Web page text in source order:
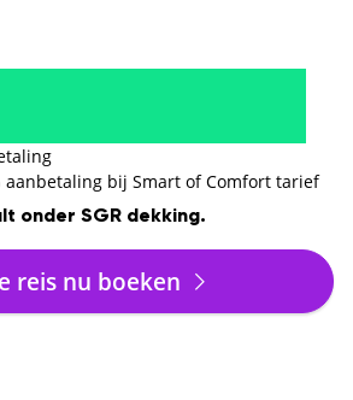
aanbetaling bij Smart of Comfort tarief
onder SGR dekking.
reis nu boeken